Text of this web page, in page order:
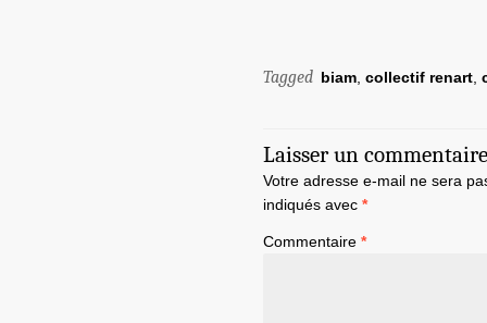
Tagged biam collectif renart
Laisser un commentaire
Votre adresse e-mail ne sera
indiqués avec *
Commentaire *